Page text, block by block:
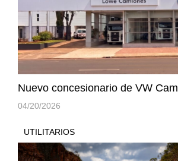
Nuevo concesionario de VW
04/20/2026
UTILITARIOS